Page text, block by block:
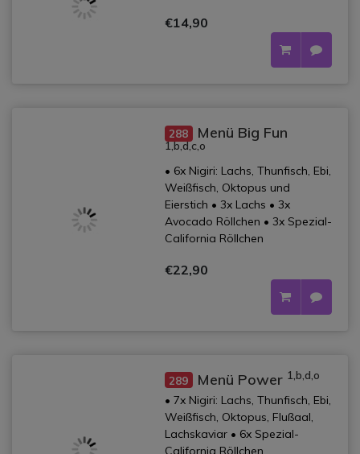
€14,90
288 Menü Big Fun
1,b,d,c,o
• 6x Nigiri: Lachs, Thunfisch, Ebi,
Weißfisch, Oktopus und
Eierstich • 3x Lachs • 3x
Avocado Röllchen • 3x Spezial-
California Röllchen
€22,90
289 Menü Power 1,b,d,o
• 7x Nigiri: Lachs, Thunfisch, Ebi,
Weißfisch, Oktopus, Flußaal,
Lachskaviar • 6x Spezial-
California Röllchen